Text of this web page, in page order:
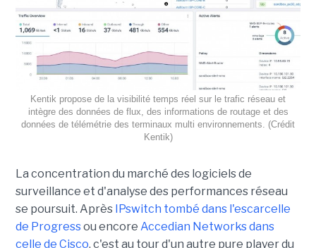
Kentik propose de la visibilité temps réel sur le trafic réseau et
intègre des données de flux, des informations de routage et des
données de télémétrie des terminaux multi environnements. (Crédit
Kentik)
La concentration du marché des logiciels de
surveillance et d'analyse des performances réseau
se poursuit. Après IPswitch tombé dans l'escarcelle
de Progressou encore Accedian Networks dans
celle de Cisco, c'est au tour d'un autre pure player du